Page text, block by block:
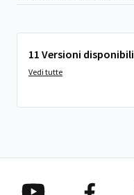
11 Versioni disponibili
Vedi tutte